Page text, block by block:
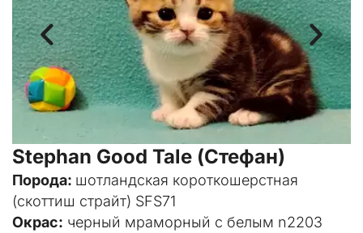
Stephan Good Tale (Стефан)
Порода: шотландская короткошерстная
(скоттиш страйт) SFS71
Окрас: черный мраморный с белым n2203